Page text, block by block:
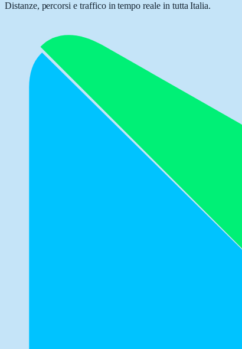
Distanze, percorsi e traffico in tempo reale in tutta Italia.